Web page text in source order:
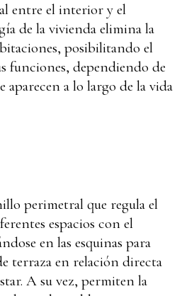
entre el interior y el
de la vivienda elimina la
posibilitando el
funciones, dependiendo de
aparecen a lo largo de la vida
perimetral que regula el
espacios con el
en las esquinas para
terraza en relación directa
A su vez, permiten la